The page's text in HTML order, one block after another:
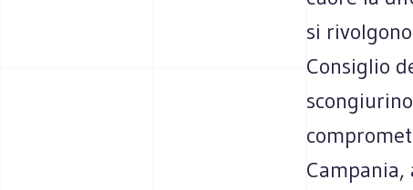
si
Consiglio
Campania,